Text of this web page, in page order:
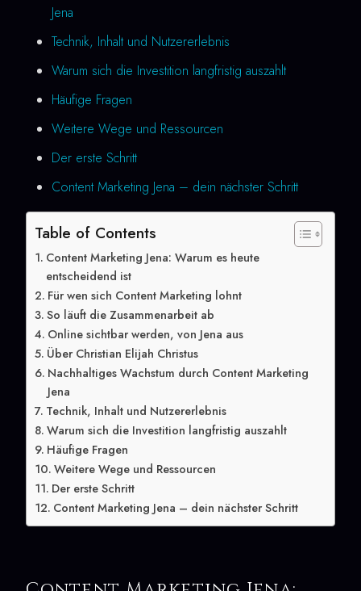
Jena
Technik, Inhalt und Nutzererlebnis
Warum sich die Investition langfristig auszahlt
Häufige Fragen
Weitere Wege und Ressourcen
Der erste Schritt
Content Marketing Jena – dein nächster Schritt
Table of Contents
Content Marketing Jena: Warum es heute
entscheidend ist
Für wen sich Content Marketing lohnt
So läuft die Zusammenarbeit ab
Online sichtbar werden, von Jena aus
Über Christian Elijah Christus
Nachhaltiges Wachstum durch Content Marketing
Jena
Technik, Inhalt und Nutzererlebnis
Warum sich die Investition langfristig auszahlt
Häufige Fragen
Weitere Wege und Ressourcen
Der erste Schritt
Content Marketing Jena – dein nächster Schritt